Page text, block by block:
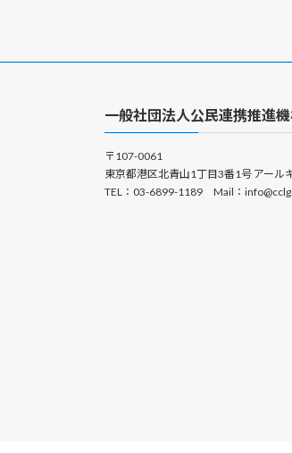
一般社団法人公民連携推進
〒107-0061
東京都港区北青山1丁目3番1号 アール
TEL：03-6899-1189 Mail：